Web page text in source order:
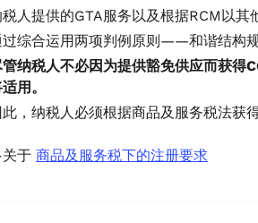
人提供的GTA服务以及根据RCM以其
综合运用两项判例原则——和谐结构
纳税人不必因为提供豁免供应而获得
用。
，纳税人必须根据商品及服务税法获
于 商品及服务税下的注册要求